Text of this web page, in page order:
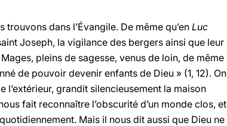
trouvons dans l’Évangile. De même qu’en Luc
Joseph, la vigilance des bergers ainsi que leur
pleins de sagesse, venus de loin, de même
de pouvoir devenir enfants de Dieu » (1, 12). On
l’extérieur, grandit silencieusement la maison
fait reconnaître l’obscurité d’un monde clos, et
Mais il nous dit aussi que Dieu ne